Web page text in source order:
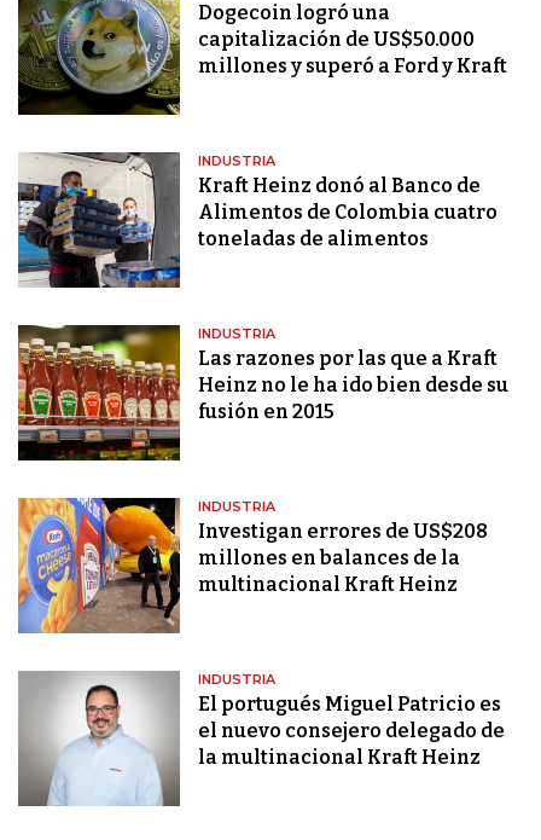
Dogecoin logró una
capitalización de US$50.000
millones y superó a Ford y Kraft
INDUSTRIA
Kraft Heinz donó al Banco de
Alimentos de Colombia cuatro
toneladas de alimentos
INDUSTRIA
Las razones por las que a Kraft
Heinz no le ha ido bien desde su
fusión en 2015
INDUSTRIA
Investigan errores de US$208
millones en balances de la
multinacional Kraft Heinz
INDUSTRIA
El portugués Miguel Patricio es
el nuevo consejero delegado de
la multinacional Kraft Heinz